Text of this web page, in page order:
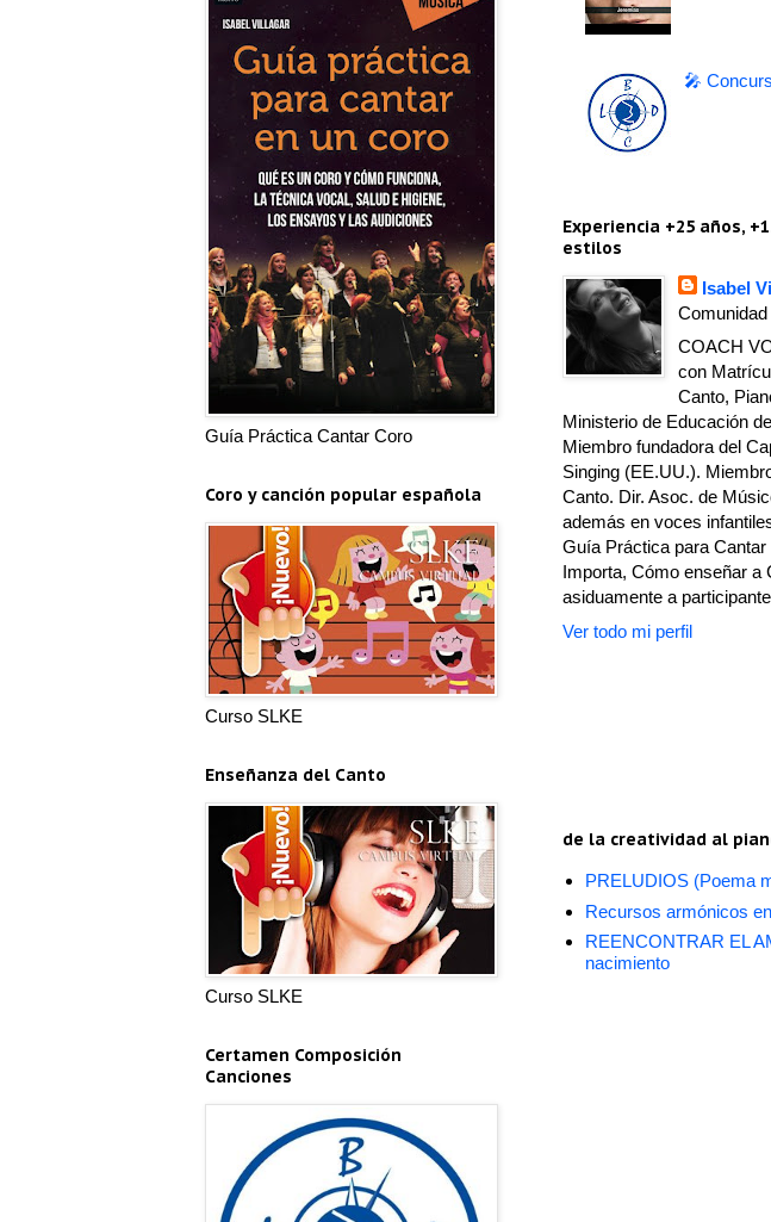
🎤
Experiencia +25 años,
estilos
Isabel
COACH
con
Canto,
Ministerio de Educación
Miembro fundadora del
Singing (EE.UU.).
Canto. Dir. Asoc. de
además en voces
Guía Práctica para
Importa, Cómo enseñar a
asiduamente a
Ver todo mi perfil
de la creatividad al
PRELUDIOS (Poema
Recursos armónicos
REENCONTRAR EL
nacimiento
Guía Práctica Cantar Coro
Coro y canción popular española
Curso SLKE
Enseñanza del Canto
Curso SLKE
Certamen Composición
Canciones